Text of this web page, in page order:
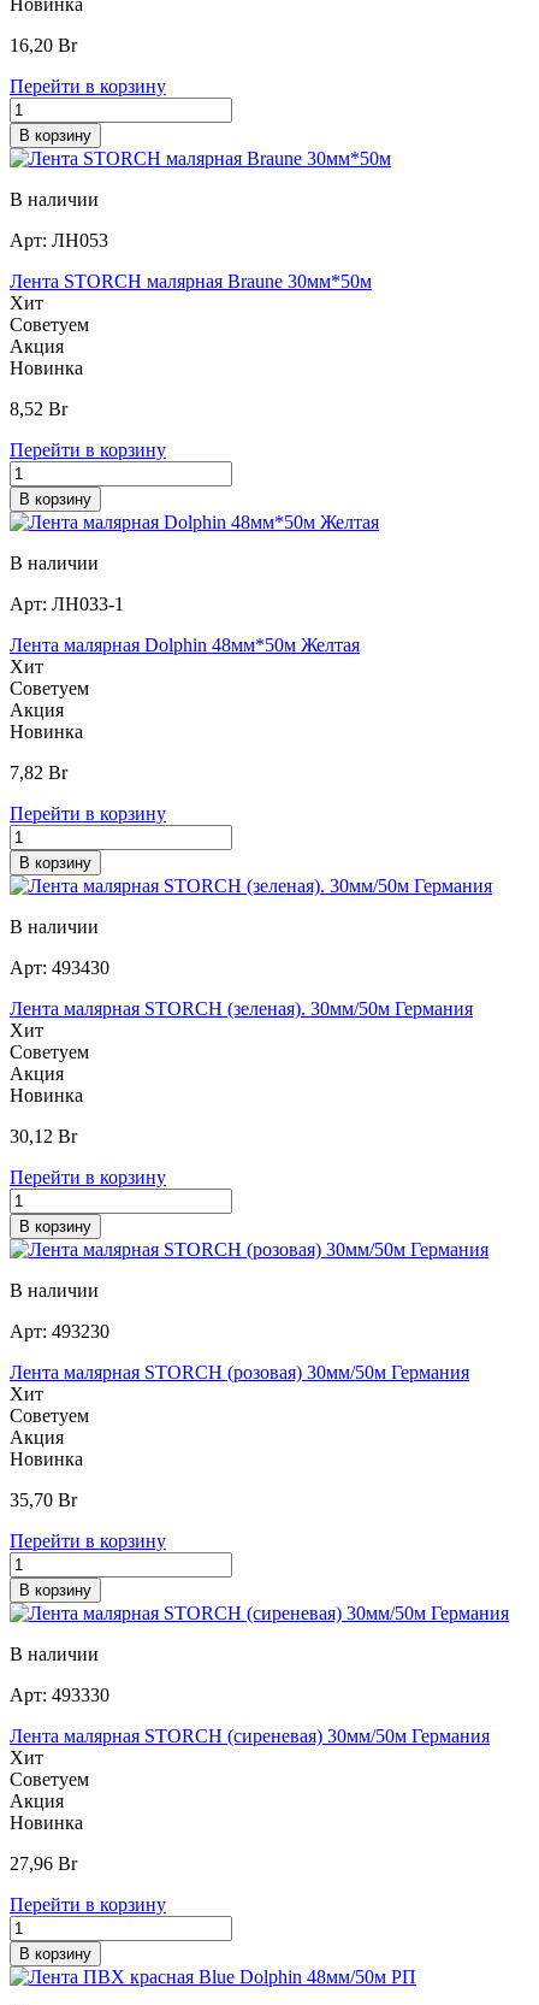
16,20 Br
Перейти в корзину
В корзину
В наличии
Арт: ЛН053
Лента STORCH малярная Braune 30мм*50м
Хит
Советуем
Акция
Новинка
8,52 Br
Перейти в корзину
В корзину
В наличии
Арт: ЛН033-1
Лента малярная Dolphin 48мм*50м Желтая
Хит
Советуем
Акция
Новинка
7,82 Br
Перейти в корзину
В корзину
В наличии
Арт: 493430
Лента малярная STORCH (зеленая). 30мм/50м Германия
Хит
Советуем
Акция
Новинка
30,12 Br
Перейти в корзину
В корзину
В наличии
Арт: 493230
Лента малярная STORCH (розовая) 30мм/50м Германия
Хит
Советуем
Акция
Новинка
35,70 Br
Перейти в корзину
В корзину
В наличии
Арт: 493330
Лента малярная STORCH (сиреневая) 30мм/50м Германия
Хит
Советуем
Акция
Новинка
27,96 Br
Перейти в корзину
В корзину